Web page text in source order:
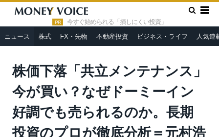
PR 今すぐ始められる「損しにくい投資」
ニュース 株式 FX・先物 不動産投資 ビジネス・ライフ 人気連
HOME » ニュース »
株価下落「共立メンテナンス」今が買い？
なぜドーミーイン好調でも売られるのか。長期投資のプロが徹底分
株価下落「共立メンテナンス」
今が買い？なぜドーミーイン
好調でも売られるのか。長期
投資のプロが徹底分析＝元村浩